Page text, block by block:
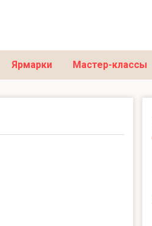
Ярмарки Мастер-классы